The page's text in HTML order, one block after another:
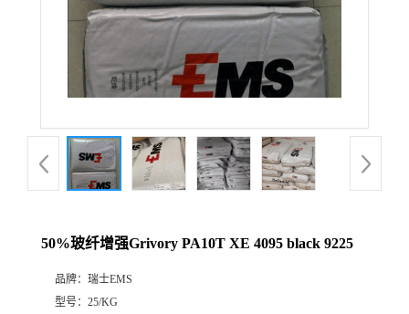
50%玻纤增强Grivory PA10T XE 4095 black 9225
品牌： 瑞士EMS
型号： 25/KG